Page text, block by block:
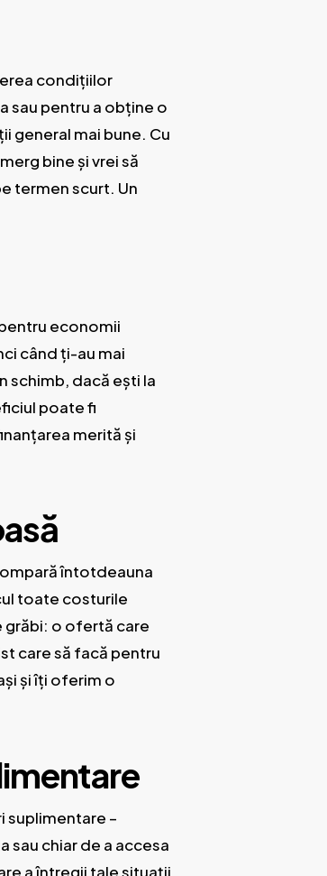
condițiilor
sau pentru a obține o
general mai bune. Cu
bine și vrei să
termen scurt. Un
economii
când ți-au mai
schimb, dacă ești la
poate fi
merită și
întotdeauna
toate costurile
grăbi: o ofertă care
care să facă pentru
și îți oferim o
suplimentare –
sau chiar de a accesa
a întregii tale situații